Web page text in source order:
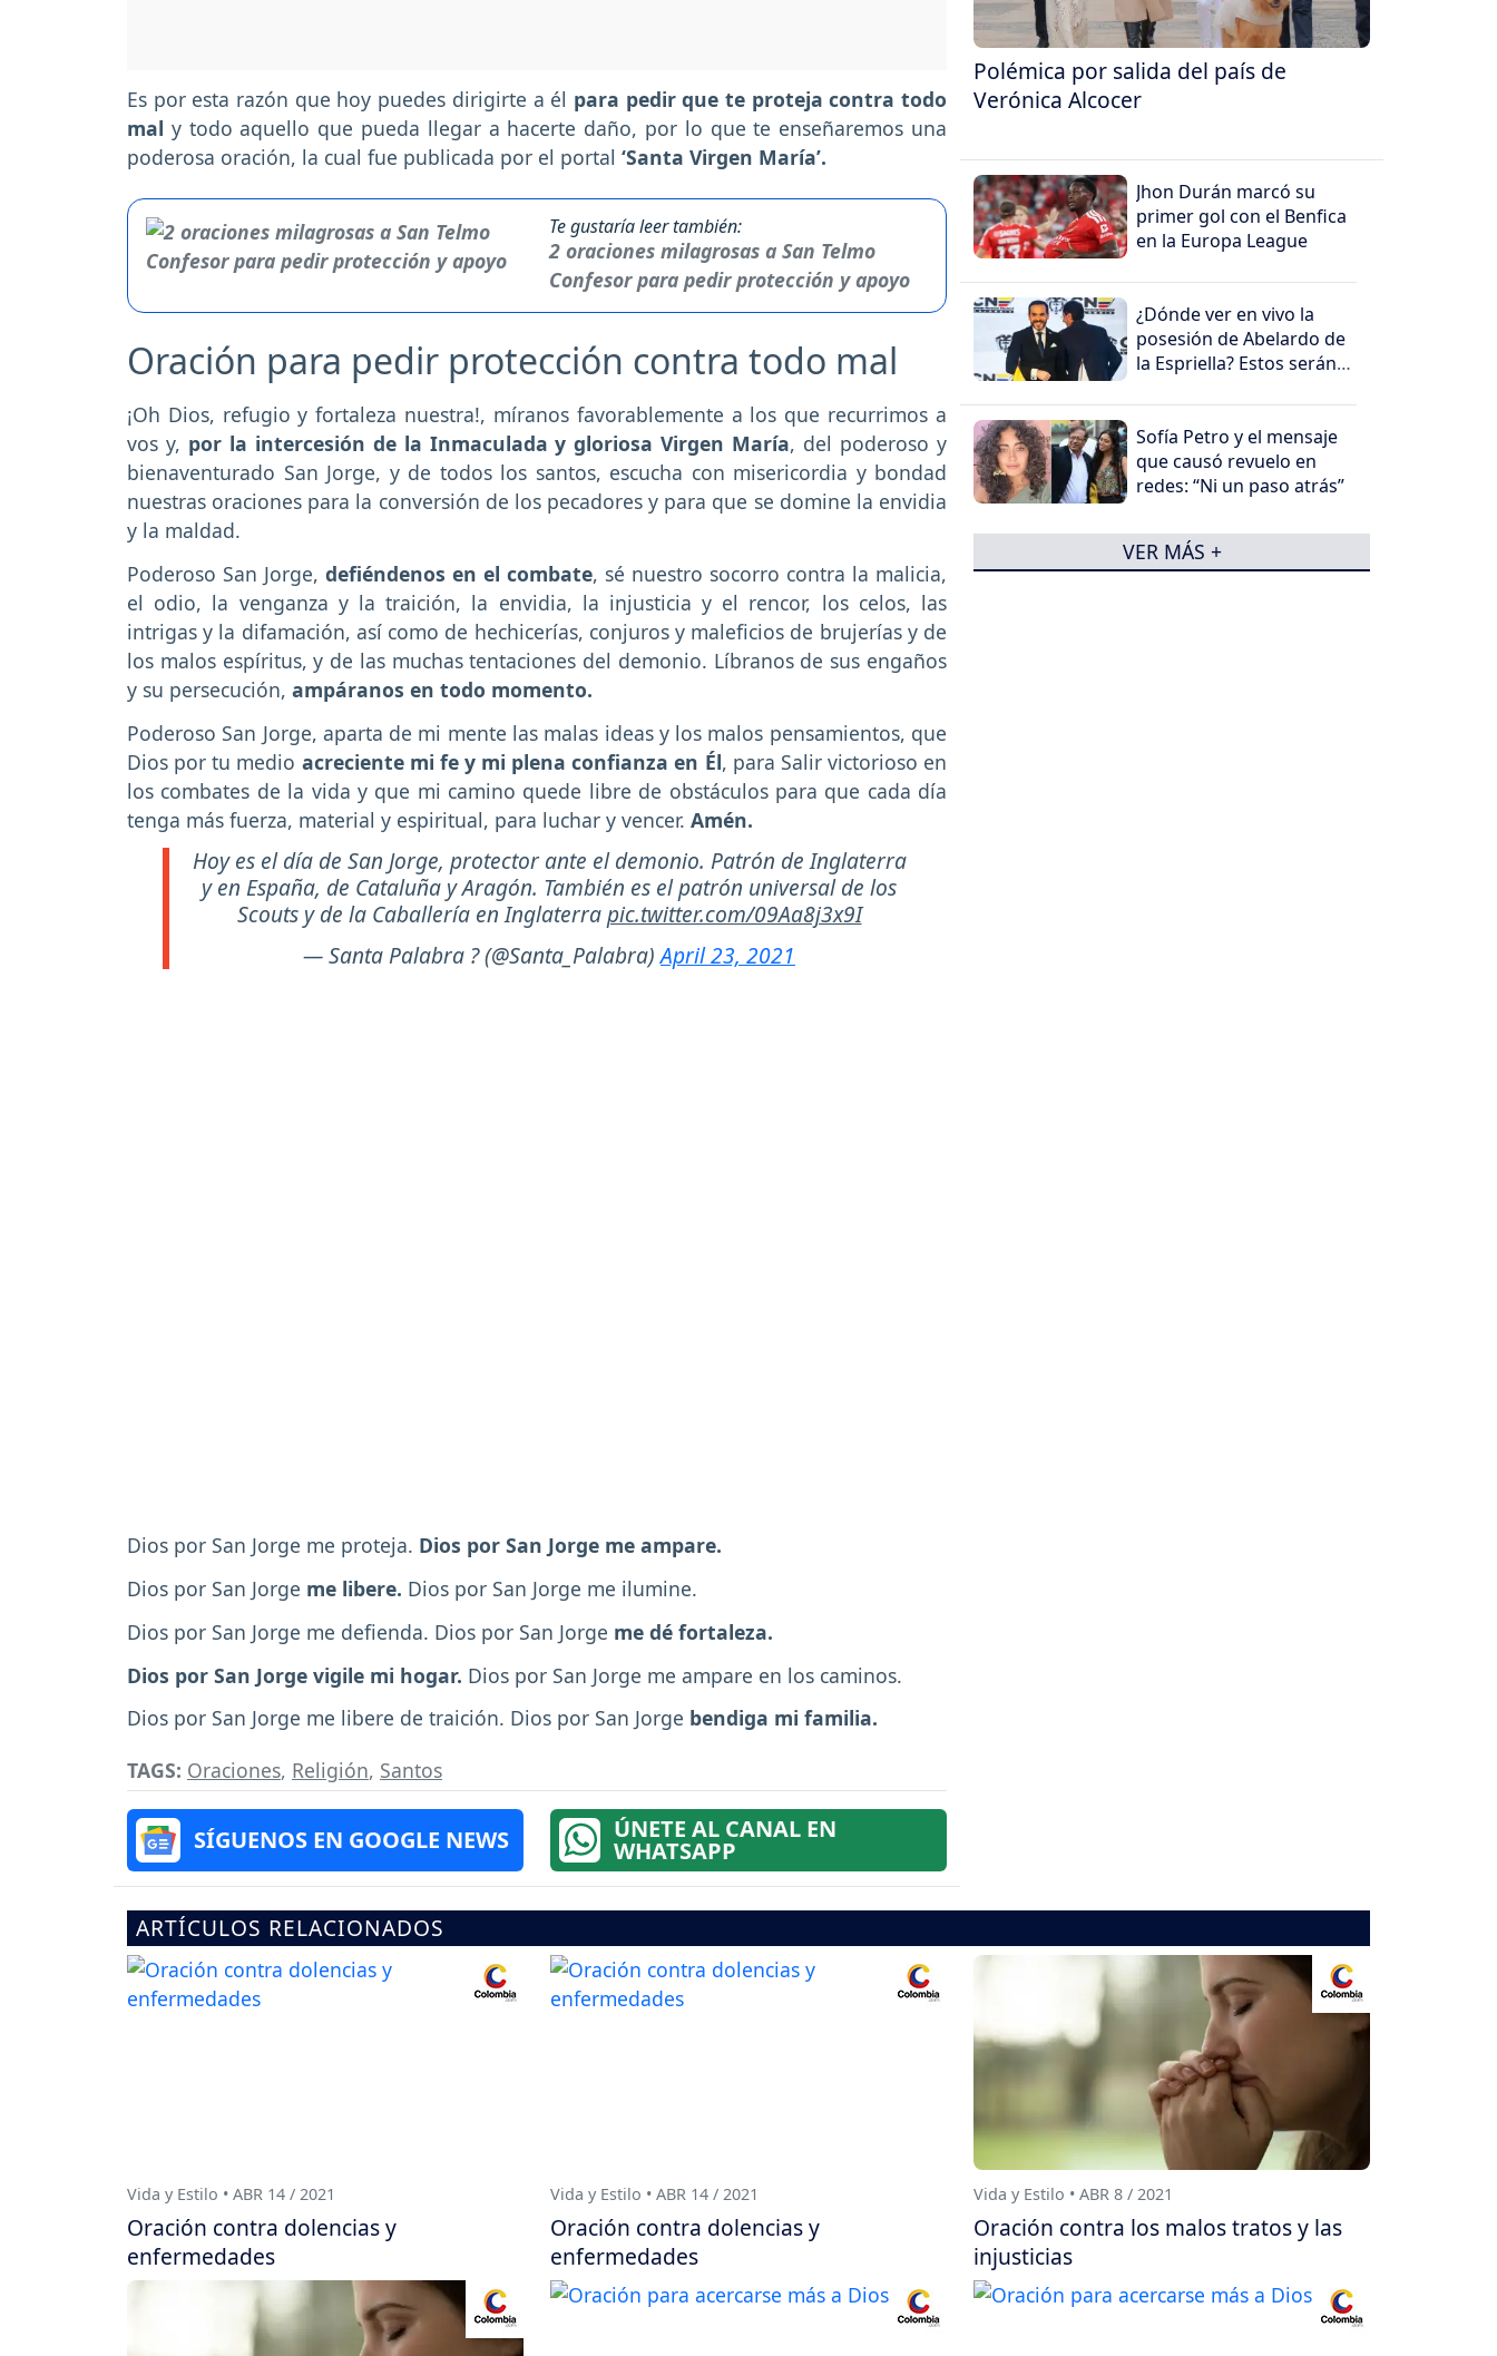
Es por esta razón que hoy puedes dirigirte a él para pedir que te proteja contra todo
mal y todo aquello que pueda llegar a hacerte daño, por lo que te enseñaremos una
poderosa oración, la cual fue publicada por el portal ‘Santa Virgen María’.
Te gustaría leer también:
2 oraciones milagrosas a San Telmo
Confesor para pedir protección y apoyo
Oración para pedir protección contra todo mal
¡Oh Dios, refugio y fortaleza nuestra!, míranos favorablemente a los que recurrimos a
vos y, por la intercesión de la Inmaculada y gloriosa Virgen María, del poderoso y
bienaventurado San Jorge, y de todos los santos, escucha con misericordia y bondad
nuestras oraciones para la conversión de los pecadores y para que se domine la envidia
y la maldad.
Poderoso San Jorge, defiéndenos en el combate, sé nuestro socorro contra la malicia,
el odio, la venganza y la traición, la envidia, la injusticia y el rencor, los celos, las
intrigas y la difamación, así como de hechicerías, conjuros y maleficios de brujerías y de
los malos espíritus, y de las muchas tentaciones del demonio. Líbranos de sus engaños
y su persecución, ampáranos en todo momento.
Poderoso San Jorge, aparta de mi mente las malas ideas y los malos pensamientos, que
Dios por tu medio acreciente mi fe y mi plena confianza en Él, para Salir victorioso en
los combates de la vida y que mi camino quede libre de obstáculos para que cada día
tenga más fuerza, material y espiritual, para luchar y vencer. Amén.
Hoy es el día de San Jorge, protector ante el demonio. Patrón de Inglaterra
y en España, de Cataluña y Aragón. También es el patrón universal de los
Scouts y de la Caballería en Inglaterrapic.twitter.com/09Aa8j3x9I
— Santa Palabra ? (@Santa_Palabra)April 23, 2021
Dios por San Jorge me proteja. Dios por San Jorge me ampare.
Dios por San Jorge me libere. Dios por San Jorge me ilumine.
Dios por San Jorge me defienda. Dios por San Jorge me dé fortaleza.
Dios por San Jorge vigile mi hogar. Dios por San Jorge me ampare en los caminos.
Dios por San Jorge me libere de traición. Dios por San Jorge bendiga mi familia.
TAGS: Oraciones, Religión, Santos
SÍGUENOS EN GOOGLE NEWS ÚNETE AL CANAL EN
WHATSAPP
Polémica por salida del país de
Verónica Alcocer
Jhon Durán marcó su
primer gol con el Benfica
en la Europa League
¿Dónde ver en vivo la
posesión de Abelardo de
la Espriella? Estos serán
transmitirán
Sofía Petro y el mensaje
que causó revuelo en
redes: “Ni un paso atrás”
VER MÁS +
ARTÍCULOS RELACIONADOS
Vida y Estilo • ABR 14 / 2021
Oración contra dolencias y
enfermedades
Vida y Estilo • ABR 14 / 2021
Oración contra dolencias y
enfermedades
Vida y Estilo • ABR 8 / 2021
Oración contra los malos tratos y las
injusticias